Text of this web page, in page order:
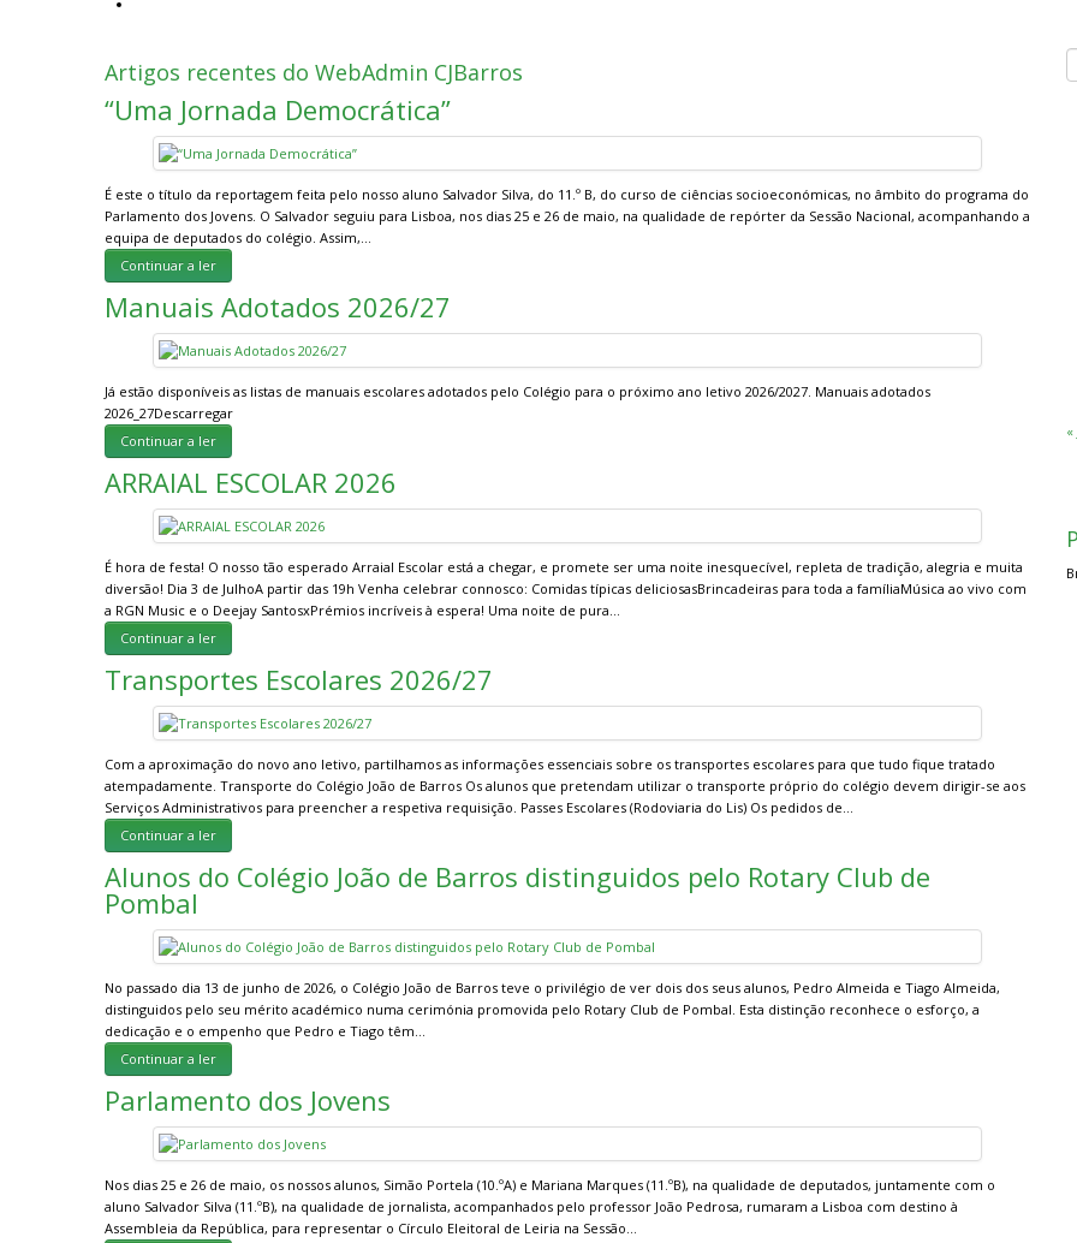
Artigos recentes do WebAdmin CJBarros
“Uma Jornada Democrática”
É este o título da reportagem feita pelo nosso aluno Salvador Silva, do 11.º B, do curso de ciências socioeconómicas, no âmbito do programa do
Parlamento dos Jovens. O Salvador seguiu para Lisboa, nos dias 25 e 26 de maio, na qualidade de repórter da Sessão Nacional, acompanhando a
equipa de deputados do colégio. Assim,…
Continuar a ler
Manuais Adotados 2026/27
Já estão disponíveis as listas de manuais escolares adotados pelo Colégio para o próximo ano letivo 2026/2027. Manuais adotados
2026_27Descarregar
Continuar a ler
ARRAIAL ESCOLAR 2026
É hora de festa! O nosso tão esperado Arraial Escolar está a chegar, e promete ser uma noite inesquecível, repleta de tradição, alegria e muita
diversão! Dia 3 de JulhoA partir das 19h Venha celebrar connosco: Comidas típicas deliciosasBrincadeiras para toda a famíliaMúsica ao vivo com
a RGN Music e o Deejay SantosxPrémios incríveis à espera! Uma noite de pura…
Continuar a ler
Transportes Escolares 2026/27
Com a aproximação do novo ano letivo, partilhamos as informações essenciais sobre os transportes escolares para que tudo fique tratado
atempadamente. Transporte do Colégio João de Barros Os alunos que pretendam utilizar o transporte próprio do colégio devem dirigir-se aos
Serviços Administrativos para preencher a respetiva requisição. Passes Escolares (Rodoviaria do Lis) Os pedidos de…
Continuar a ler
Alunos do Colégio João de Barros distinguidos pelo Rotary Club de
Pombal
No passado dia 13 de junho de 2026, o Colégio João de Barros teve o privilégio de ver dois dos seus alunos, Pedro Almeida e Tiago Almeida,
distinguidos pelo seu mérito académico numa cerimónia promovida pelo Rotary Club de Pombal. Esta distinção reconhece o esforço, a
dedicação e o empenho que Pedro e Tiago têm…
Continuar a ler
Parlamento dos Jovens
Nos dias 25 e 26 de maio, os nossos alunos, Simão Portela (10.ºA) e Mariana Marques (11.ºB), na qualidade de deputados, juntamente com o
aluno Salvador Silva (11.ºB), na qualidade de jornalista, acompanhados pelo professor João Pedrosa, rumaram a Lisboa com destino à
Assembleia da República, para representar o Círculo Eleitoral de Leiria na Sessão…
«